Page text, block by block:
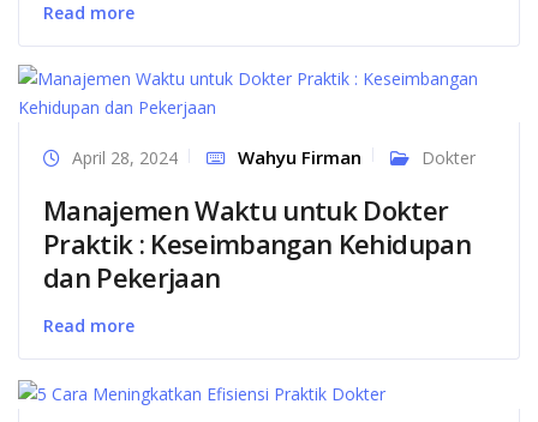
Read more
April 28, 2024 Wahyu Firman Dokter
Manajemen Waktu untuk Dokter
Praktik : Keseimbangan Kehidupan
dan Pekerjaan
Read more